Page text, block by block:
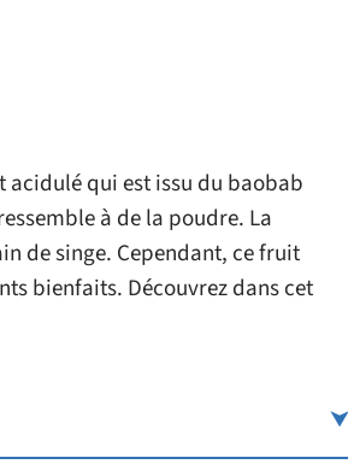
acidulé qui est issu du baobab
à de la poudre. La
de singe. Cependant, ce fruit
bienfaits. Découvrez dans cet